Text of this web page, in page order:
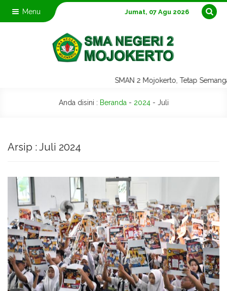
Menu Jumat, 07 Agu 2026
SMAN 2 Mojokerto, Tetap
Anda disini : Beranda - 2024- Juli
Arsip : Juli 2024